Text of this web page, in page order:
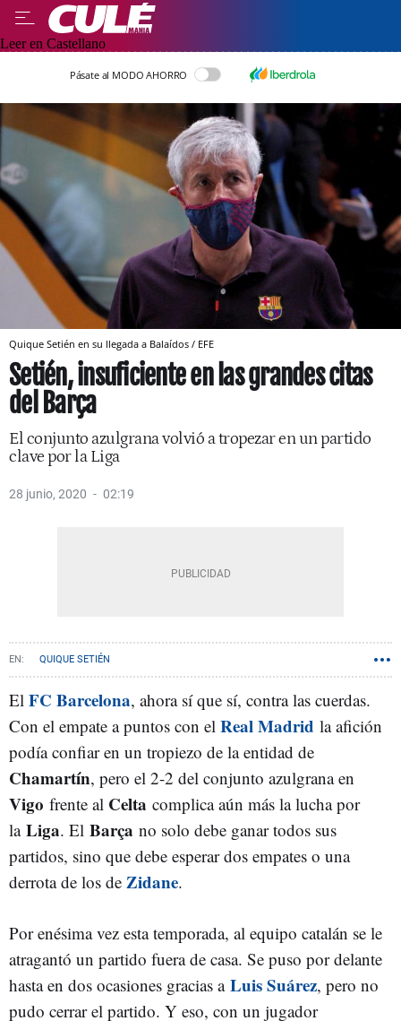
Leer en Castellano
Pásate al MODO AHORRO
Quique Setién en su llegada a Balaídos / EFE
Setién, insuficiente en las grandes citas
del Barça
El conjunto azulgrana volvió a tropezar en un partido
clave por la Liga
28 junio, 2020 02:19
QUIQUE SETIÉN
El FC Barcelona, ahora sí que sí, contra las cuerdas.
Con el empate a puntos con el Real Madrid la afición
podía confiar en un tropiezo de la entidad de
Chamartín, pero el 2-2 del conjunto azulgrana en
Vigo frente al Celta complica aún más la lucha por
la Liga. El Barça no solo debe ganar todos sus
partidos, sino que debe esperar dos empates o una
derrota de los de Zidane.
Por enésima vez esta temporada, al equipo catalán se le
atragantó un partido fuera de casa. Se puso por delante
hasta en dos ocasiones gracias a Luis Suárez, pero no
pudo cerrar el partido. Y eso, con un jugador